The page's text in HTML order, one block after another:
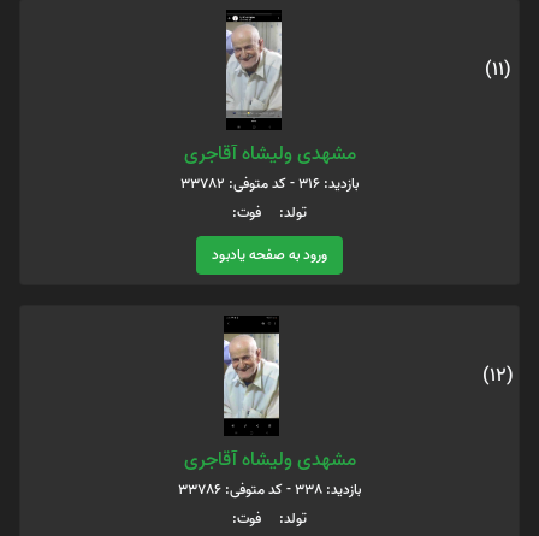
(11)
مشهدی ولیشاه آقاجری
بازدید: 316 - کد متوفی: 33782
تولد: فوت:
ورود به صفحه یادبود
(12)
مشهدی ولیشاه آقاجری
بازدید: 338 - کد متوفی: 33786
تولد: فوت: